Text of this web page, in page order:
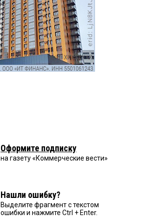
Оформите подписку
на газету «Коммерческие вести»
Нашли ошибку?
Выделите фрагмент с текстом
ошибки и нажмите Ctrl + Enter.